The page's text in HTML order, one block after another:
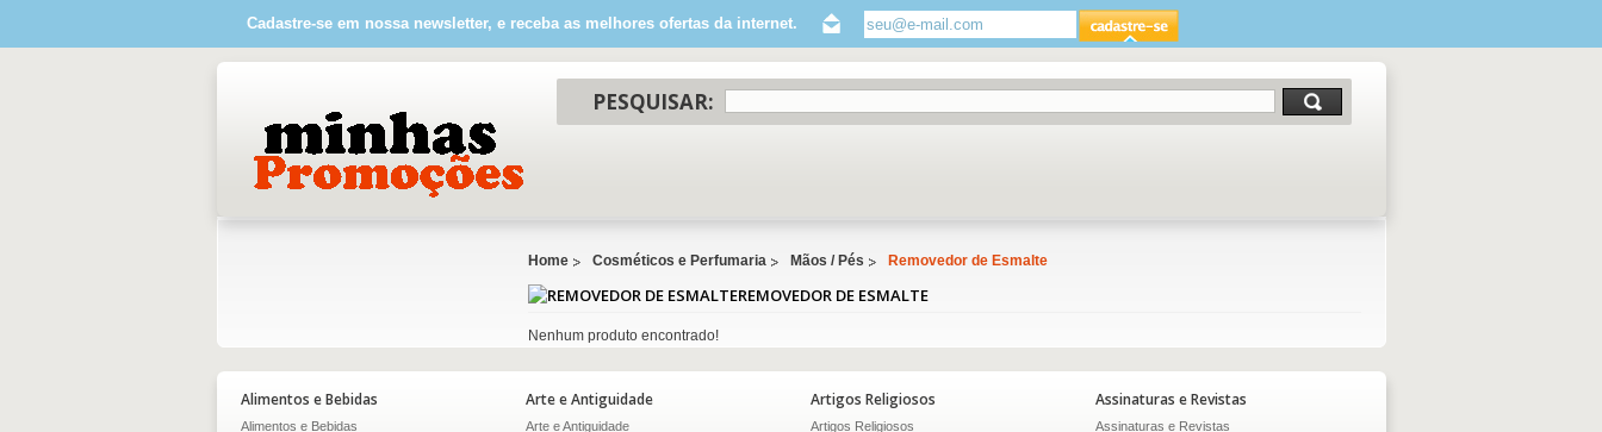
Cadastre-se em nossa newsletter, e receba as melhores ofertas da internet.
PESQUISAR:
Home Cosméticos e Perfumaria Mãos / Pés Removedor de Esmalte
REMOVEDOR DE ESMALTE
Nenhum produto encontrado!
Alimentos e Bebidas
Alimentos e Bebidas
Arte e Antiguidade
Arte e Antiguidade
Artigos Religiosos
Artigos Religiosos
Assinaturas e Revistas
Assinaturas e Revistas